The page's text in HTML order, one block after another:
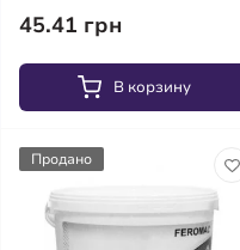
45.41 грн
В корзину
Продано